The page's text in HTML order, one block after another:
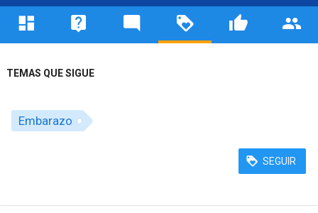
TEMAS QUE SIGUE
Embarazo
SEGUIR